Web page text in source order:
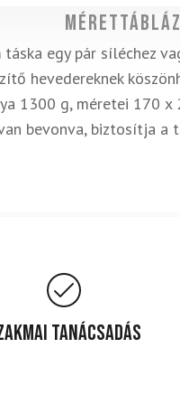
táska egy pár síléchez
hevedereknek
1300 g, méretei 170 x
bevonva, biztosítja
tanácsadás